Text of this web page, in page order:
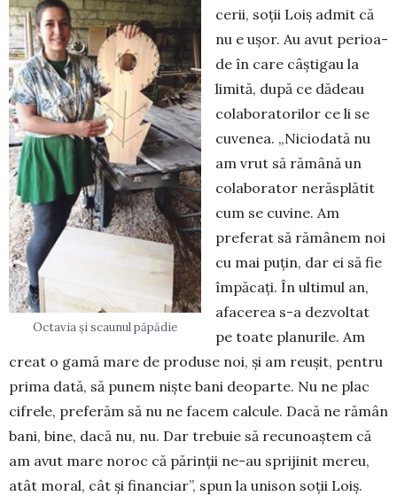
Octavia și scaunul păpădie
cerii, soții Loiș admit că
nu e ușor. Au avut pe­rioa­
de în care câștigau la
limită, după ce dădeau
cola­boratorilor ce li se
cuvenea. „Niciodată nu
am vrut să rămână un
colaborator nerăsplătit
cum se cu­vine. Am
preferat să rămânem noi
cu mai puțin, dar ei să fie
împăcați. În ultimul an,
afacerea s-a dezvoltat
pe toate planurile. Am
creat o gamă mare de produse noi, și am reușit, pentru
prima dată, să punem niște bani deoparte. Nu ne plac
cifrele, preferăm să nu ne facem calcule. Dacă ne rămân
bani, bine, dacă nu, nu. Dar trebuie să recunoaș­tem că
am avut mare noroc că părinții ne-au spri­jinit mereu,
atât moral, cât și fi­nanciar”, spun la unison soții Loiș.